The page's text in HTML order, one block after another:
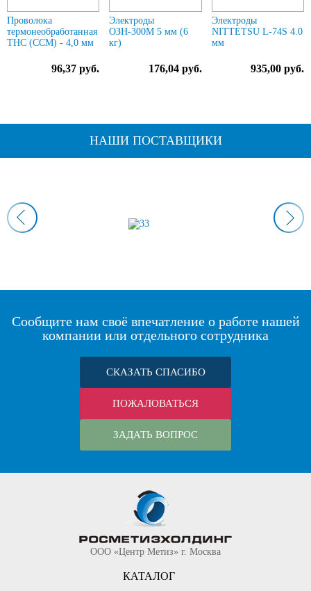
Проволока
термонеобработанная
ТНС (ССМ) - 4,0 мм
96,37 руб.
Электроды
ОЗН-300М 5 мм (6
кг)
176,04 руб.
Электроды
NITTETSU L-74S 4.0
мм
935,00 руб.
НАШИ ПОСТАВЩИКИ
Сообщите нам своё впечатление о работе нашей
компании или отдельного сотрудника
СКАЗАТЬ СПАСИБО
ПОЖАЛОВАТЬСЯ
ЗАДАТЬ ВОПРОС
ООО «Центр Метиз» г. Москва
КАТАЛОГ